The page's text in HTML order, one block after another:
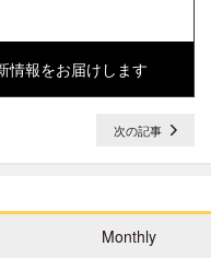
情報をお届けします
次の記事
Monthly